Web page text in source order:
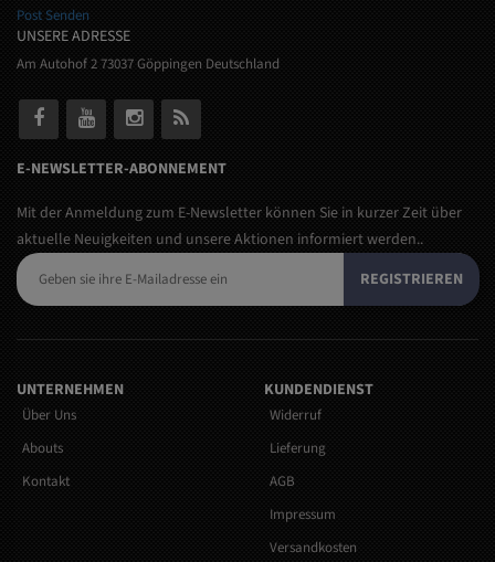
Post Senden
UNSERE ADRESSE
Am Autohof 2 73037 Göppingen Deutschland
E-NEWSLETTER-ABONNEMENT
Mit der Anmeldung zum E-Newsletter können Sie in kurzer Zeit über
aktuelle Neuigkeiten und unsere Aktionen informiert werden..
REGISTRIEREN
UNTERNEHMEN
Über Uns
Abouts
Kontakt
KUNDENDIENST
Widerruf
Lieferung
AGB
Impressum
Versandkosten